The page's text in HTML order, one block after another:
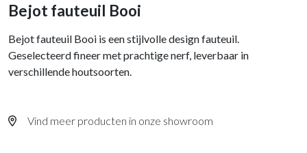
Bejot fauteuil Booi
Bejot fauteuil Booi is een stijlvolle design fauteuil.
Geselecteerd fineer met prachtige nerf, leverbaar in
verschillende houtsoorten.
Vind meer producten in onze showroom